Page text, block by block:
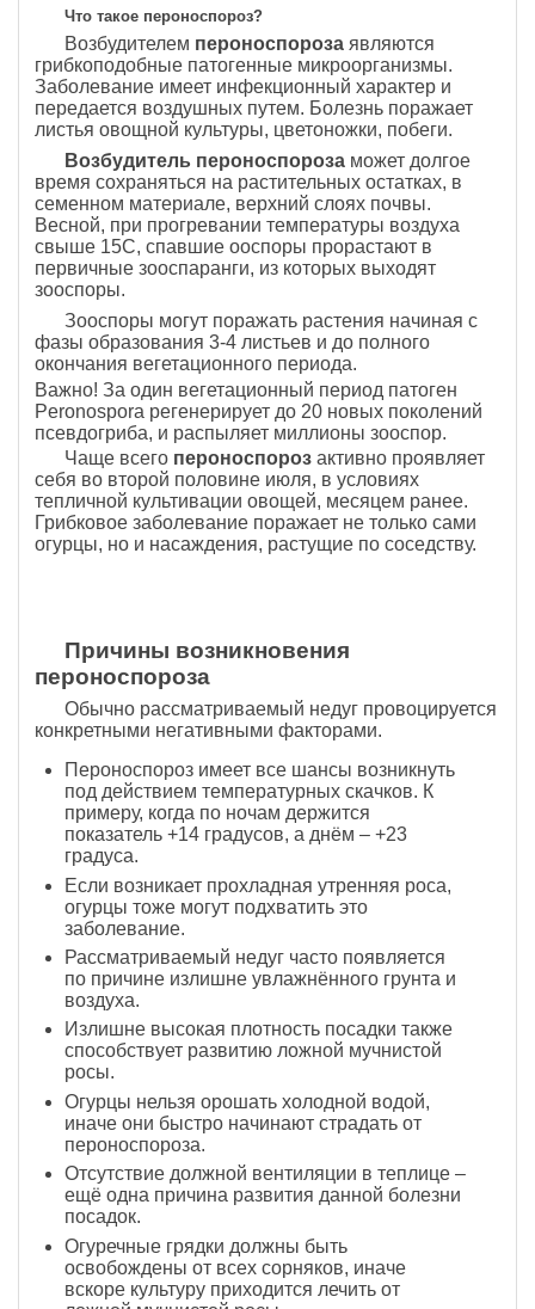
Что такое пероноспороз?
Возбудителем пероноспорозаявляются
грибкоподобные патогенные микроорганизмы.
Заболевание имеет инфекционный характер и
передается воздушных путем. Болезнь поражает
листья овощной культуры, цветоножки, побеги.
Возбудитель пероноспорозаможет долгое
время сохраняться на растительных остатках, в
семенном материале, верхний слоях почвы.
Весной, при прогревании температуры воздуха
свыше 15С, спавшие ооспоры прорастают в
первичные зооспаранги, из которых выходят
зооспоры.
Зооспоры могут поражать растения начиная с
фазы образования 3-4 листьев и до полного
окончания вегетационного периода.
Важно! За один вегетационный период патоген
Peronospora регенерирует до 20 новых поколений
псевдогриба, и распыляет миллионы зооспор.
Чаще всего пероноспорозактивно проявляет
себя во второй половине июля, в условиях
тепличной культивации овощей, месяцем ранее.
Грибковое заболевание поражает не только сами
огурцы, но и насаждения, растущие по соседству.
Причины возникновения
пероноспороза
Обычно рассматриваемый недуг провоцируется
конкретными негативными факторами.
Пероноспороз имеет все шансы возникнуть
под действием температурных скачков. К
примеру, когда по ночам держится
показатель +14 градусов, а днём – +23
градуса.
Если возникает прохладная утренняя роса,
огурцы тоже могут подхватить это
заболевание.
Рассматриваемый недуг часто появляется
по причине излишне увлажнённого грунта и
воздуха.
Излишне высокая плотность посадки также
способствует развитию ложной мучнистой
росы.
Огурцы нельзя орошать холодной водой,
иначе они быстро начинают страдать от
пероноспороза.
Отсутствие должной вентиляции в теплице –
ещё одна причина развития данной болезни
посадок.
Огуречные грядки должны быть
освобождены от всех сорняков, иначе
вскоре культуру приходится лечить от